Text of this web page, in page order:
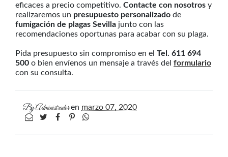
eficaces a precio competitivo. Contacte con nosotros y
realizaremos un presupuesto personalizado de
fumigación de plagas Sevilla junto con las
recomendaciones oportunas para acabar con su plaga.
Pida presupuesto sin compromiso en el Tel. 611 694
500 o bien envíenos un mensaje a través del formulario
con su consulta.
ByAdministradoren marzo 07, 2020